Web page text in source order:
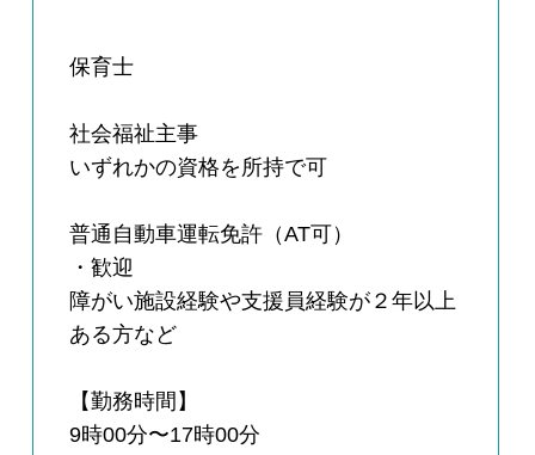
保育士
社会福祉主事
いずれかの資格を所持で可
普通自動車運転免許（AT可）
・歓迎
障がい施設経験や支援員経験が２年以上
ある方など
【勤務時間】
9時00分〜17時00分